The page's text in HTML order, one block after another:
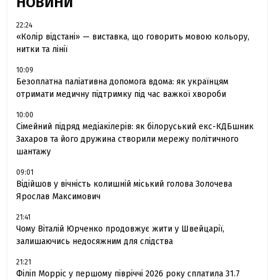
22:24
«Колір відстані» — виставка, що говорить мовою кольору,
нитки та лінії
10:09
Безоплатна паліативна допомога вдома: як українцям
отримати медичну підтримку під час важкої хвороби
10:00
Сімейний підряд медіакілерів: як білоруський екс-КДБшник
Захаров та його дружина створили мережу політичного
шантажу
09:01
Відійшов у вічність колишній міський голова Золочева
Ярослав Максимович
21:41
Чому Віталій Юрченко продовжує жити у Швейцарії,
залишаючись недосяжним для слідства
21:21
Філіп Морріс у першому півріччі 2026 року сплатила 31.7